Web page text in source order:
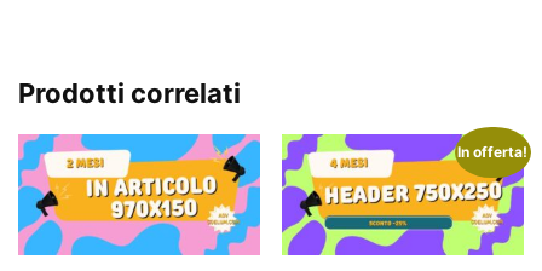
Prodotti correlati
In offerta!